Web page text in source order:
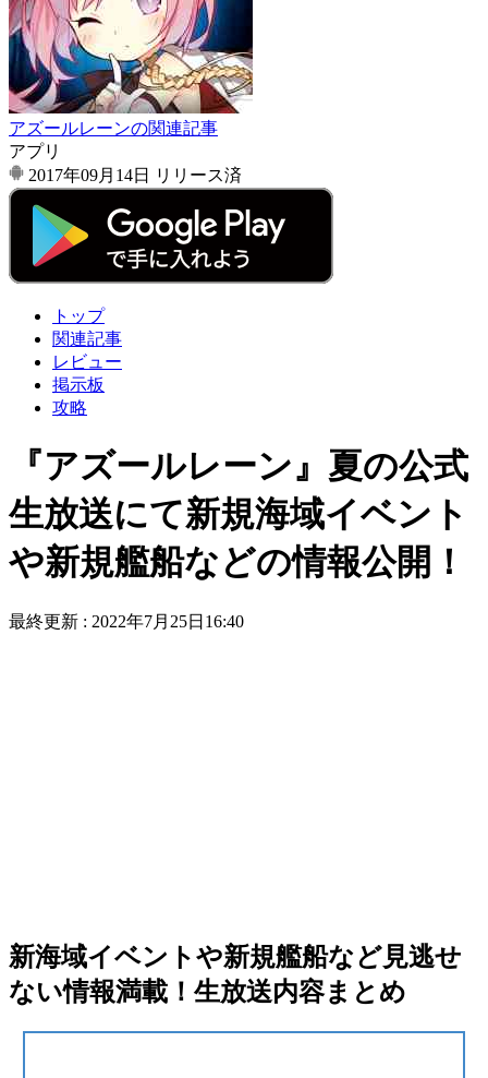
アズールレーンの関連記事
アプリ
2017年09月14日
リリース済
トップ
関連記事
レビュー
掲示板
攻略
『アズールレーン』夏の公式
生放送にて新規海域イベント
や新規艦船などの情報公開！
最終更新 : 2022年7月25日16:40
新海域イベントや新規艦船など見逃せ
ない情報満載！生放送内容まとめ